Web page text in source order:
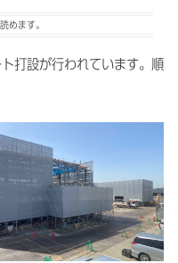
めます。
打設が行われています。順